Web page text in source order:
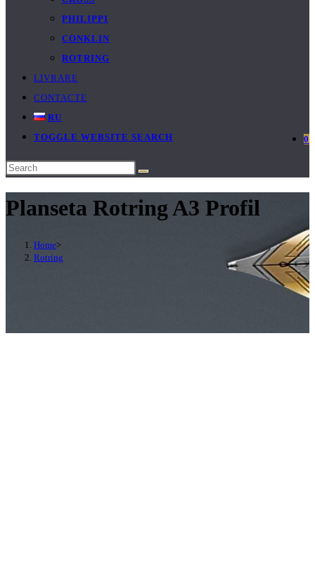
PHILIPPI
CONKLIN
ROTRING
LIVRARE
CONTACTE
RU
0
TOGGLE WEBSITE SEARCH
Planseta Rotring A3 Profil
Home>
Rotring